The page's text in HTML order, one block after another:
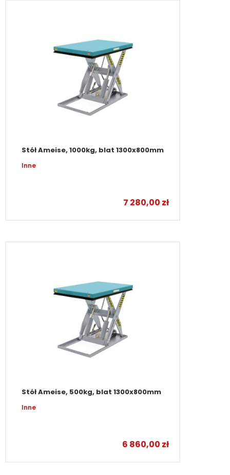
Stół Ameise, 1000kg, blat 1300x800mm
Inne
7 280,00 zł
Stół Ameise, 500kg, blat 1300x800mm
Inne
6 860,00 zł